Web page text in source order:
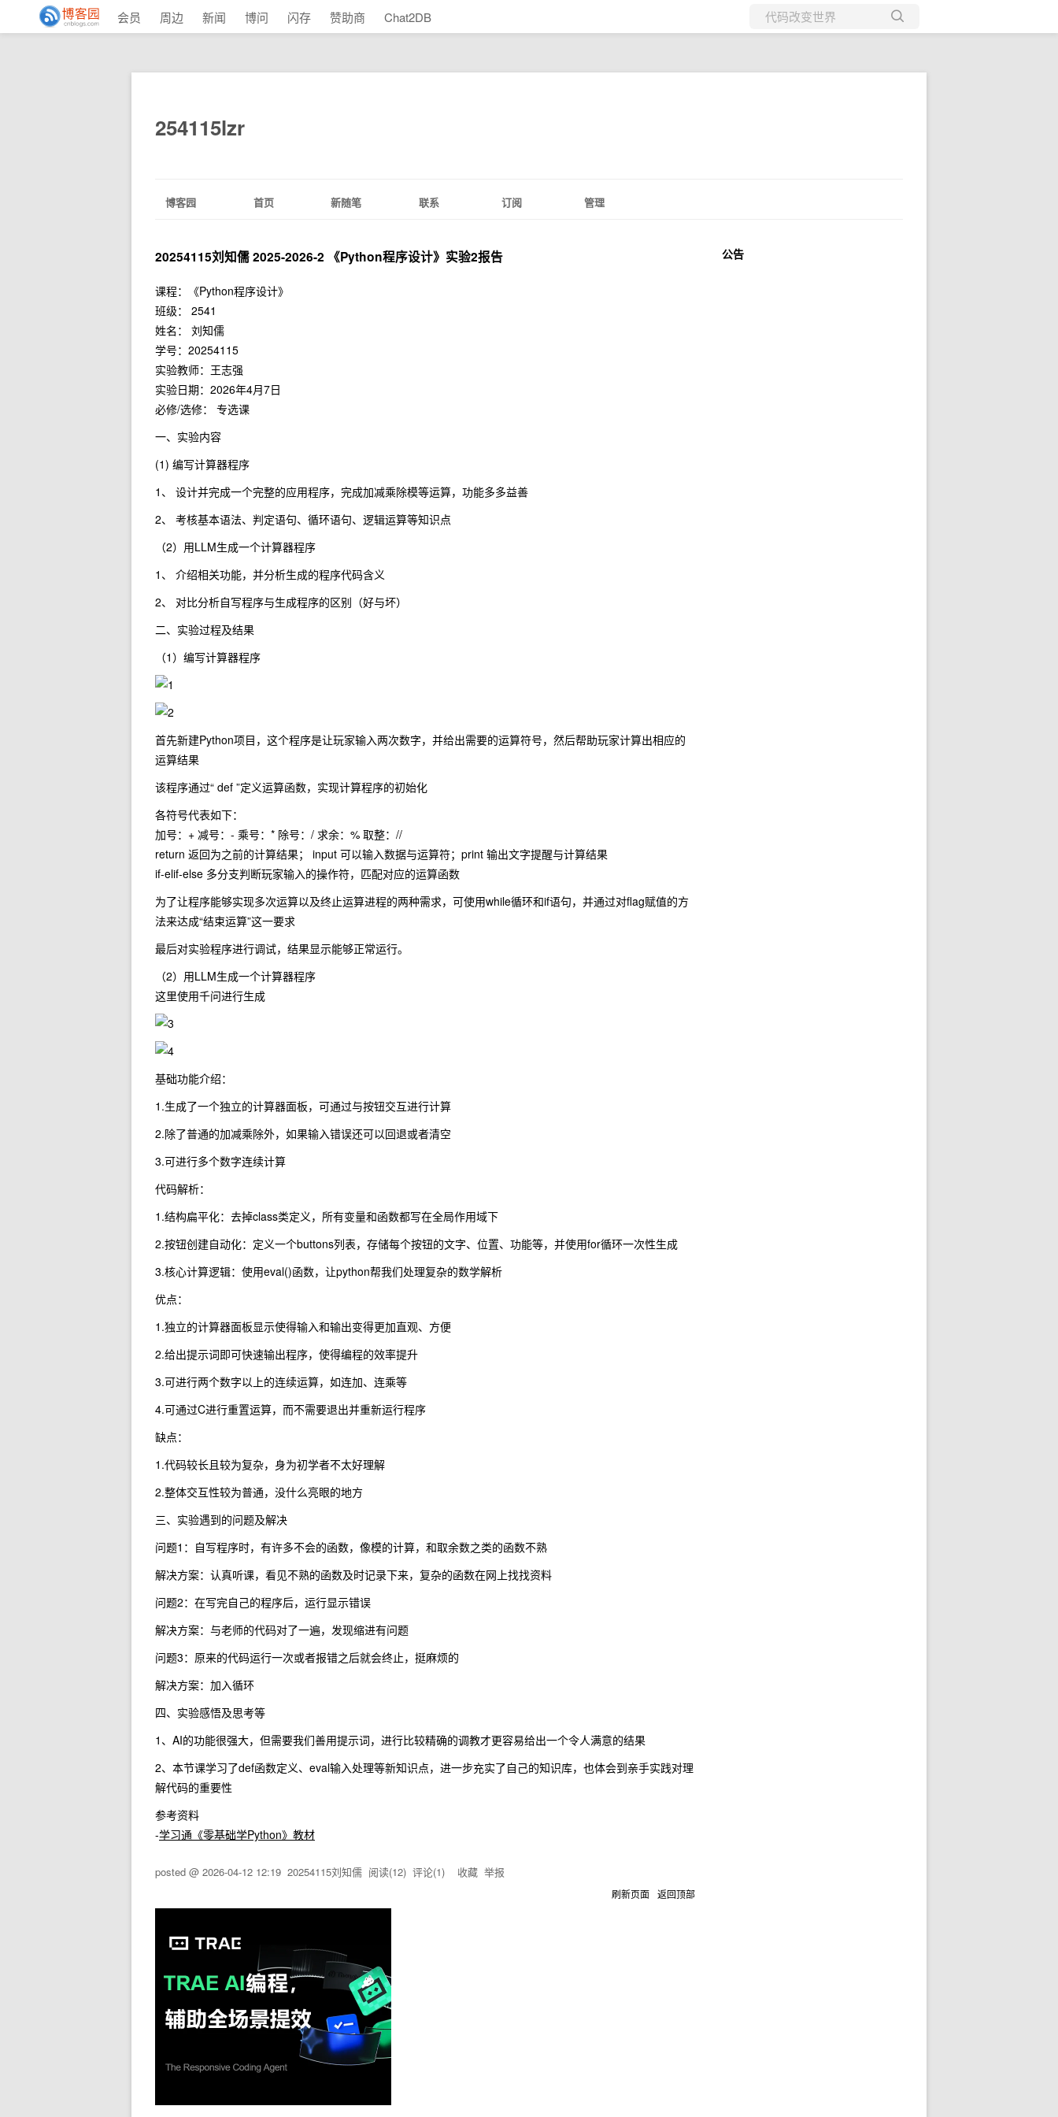
会员 周边 新闻 博问 闪存 赞助商 Chat2DB
当前博客
254115lzr
博客园 首页 新随笔 联系 订阅 管理
20254115刘知儒 2025-2026-2 《Python程序设计》实验2报告
课程：《Python程序设计》
班级： 2541
姓名： 刘知儒
学号：20254115
实验教师：王志强
实验日期：2026年4月7日
必修/选修： 专选课
一、实验内容
(1) 编写计算器程序
1、 设计并完成一个完整的应用程序，完成加减乘除模等运算，功能多多益善
2、 考核基本语法、判定语句、循环语句、逻辑运算等知识点
（2）用LLM生成一个计算器程序
1、 介绍相关功能，并分析生成的程序代码含义
2、 对比分析自写程序与生成程序的区别（好与坏）
二、实验过程及结果
（1）编写计算器程序
首先新建Python项目，这个程序是让玩家输入两次数字，并给出需要的运算符号，然后帮助玩家计算出相应的
运算结果
该程序通过“ def ”定义运算函数，实现计算程序的初始化
各符号代表如下：
加号：+ 减号：- 乘号：* 除号：/ 求余：% 取整：//
return 返回为之前的计算结果； input 可以输入数据与运算符；print 输出文字提醒与计算结果
if-elif-else 多分支判断玩家输入的操作符，匹配对应的运算函数
为了让程序能够实现多次运算以及终止运算进程的两种需求，可使用while循环和if语句，并通过对flag赋值的方
法来达成“结束运算”这一要求
最后对实验程序进行调试，结果显示能够正常运行。
（2）用LLM生成一个计算器程序
这里使用千问进行生成
基础功能介绍：
1.生成了一个独立的计算器面板，可通过与按钮交互进行计算
2.除了普通的加减乘除外，如果输入错误还可以回退或者清空
3.可进行多个数字连续计算
代码解析：
1.结构扁平化：去掉class类定义，所有变量和函数都写在全局作用域下
2.按钮创建自动化：定义一个buttons列表，存储每个按钮的文字、位置、功能等，并使用for循环一次性生成
3.核心计算逻辑：使用eval()函数，让python帮我们处理复杂的数学解析
优点：
1.独立的计算器面板显示使得输入和输出变得更加直观、方便
2.给出提示词即可快速输出程序，使得编程的效率提升
3.可进行两个数字以上的连续运算，如连加、连乘等
4.可通过C进行重置运算，而不需要退出并重新运行程序
缺点：
1.代码较长且较为复杂，身为初学者不太好理解
2.整体交互性较为普通，没什么亮眼的地方
三、实验遇到的问题及解决
问题1：自写程序时，有许多不会的函数，像模的计算，和取余数之类的函数不熟
解决方案：认真听课，看见不熟的函数及时记录下来，复杂的函数在网上找找资料
问题2：在写完自己的程序后，运行显示错误
解决方案：与老师的代码对了一遍，发现缩进有问题
问题3：原来的代码运行一次或者报错之后就会终止，挺麻烦的
解决方案：加入循环
四、实验感悟及思考等
1、AI的功能很强大，但需要我们善用提示词，进行比较精确的调教才更容易给出一个令人满意的结果
2、本节课学习了def函数定义、eval输入处理等新知识点，进一步充实了自己的知识库，也体会到亲手实践对理
解代码的重要性
参考资料
-学习通《零基础学Python》教材
posted @ 2026-04-12 12:19 20254115刘知儒 阅读(12) 评论(1) 收藏 举报
刷新页面 返回顶部
公告